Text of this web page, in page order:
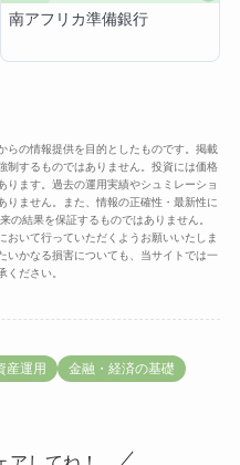
南アフリカ準備銀行
の情報提供を目的としたものです。掲載
制するものではありません。投資には価格
ります。過去の運用実績やシュミレーショ
りません。また、情報の正確性・最新性に
の結果を保証するものではありません。
おいて行っていただくようお願いいたしま
いかなる損害についても、当サイトでは一
ください。
産運用
金融・経済の基礎